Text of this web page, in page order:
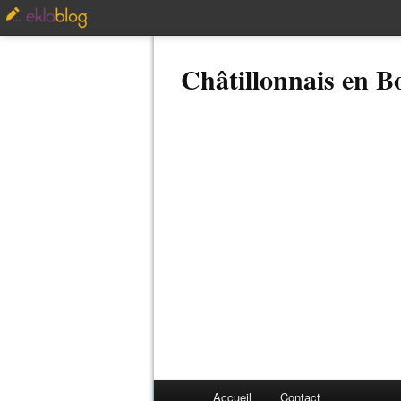
Châtillonnais en
Accueil Contact